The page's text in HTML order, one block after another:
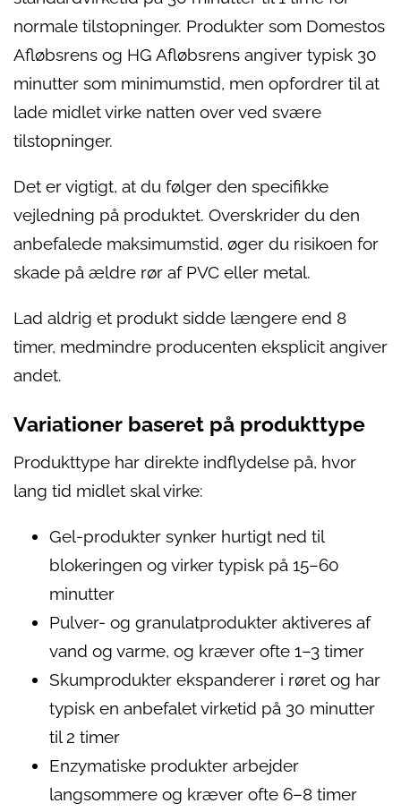
normale tilstopninger. Produkter som Domestos
Afløbsrens og HG Afløbsrens angiver typisk 30
minutter som minimumstid, men opfordrer til at
lade midlet virke natten over ved svære
tilstopninger.
Det er vigtigt, at du følger den specifikke
vejledning på produktet. Overskrider du den
anbefalede maksimumstid, øger du risikoen for
skade på ældre rør af PVC eller metal.
Lad aldrig et produkt sidde længere end 8
timer, medmindre producenten eksplicit angiver
andet.
Variationer baseret på produkttype
Produkttype har direkte indflydelse på, hvor
lang tid midlet skal virke:
Gel-produkter synker hurtigt ned til
blokeringen og virker typisk på 15–60
minutter
Pulver- og granulatprodukter aktiveres af
vand og varme, og kræver ofte 1–3 timer
Skumprodukter ekspanderer i røret og har
typisk en anbefalet virketid på 30 minutter
til 2 timer
Enzymatiske produkter arbejder
langsommere og kræver ofte 6–8 timer